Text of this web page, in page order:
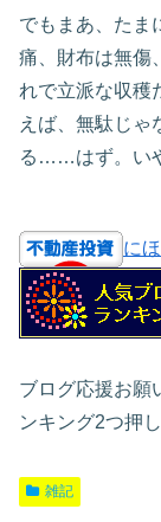
でもまあ、たま
痛、財布は無傷
れで立派な収穫
えば、無駄じゃ
る……はず。い
に
ブログ応援お
ンキング2つ押
雑記